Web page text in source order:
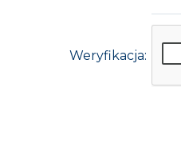
Weryfikacja: